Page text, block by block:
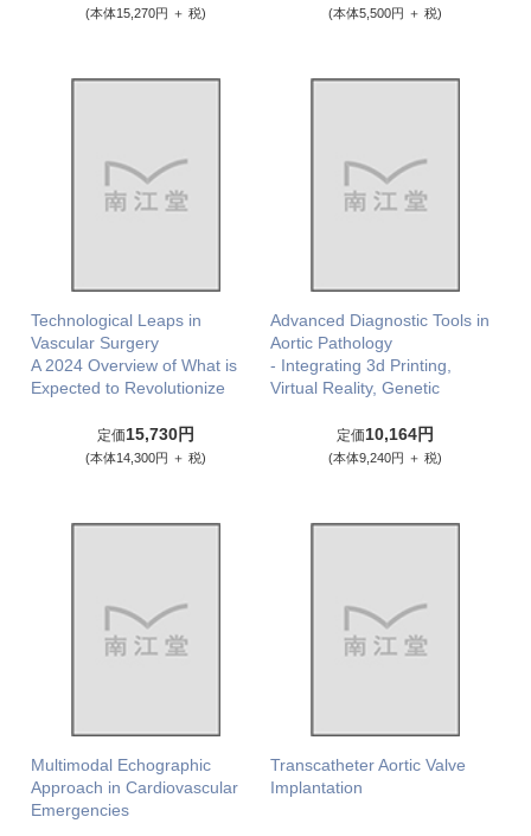
(本体15,270円 ＋ 税) (本体5,500円 ＋ 税)
Technological Leaps in
Vascular Surgery
A 2024 Overview of What is
Expected to Revolutionize
定価15,730円
(本体14,300円 ＋ 税)
Advanced Diagnostic Tools in
Aortic Pathology
- Integrating 3d Printing,
Virtual Reality, Genetic
定価10,164円
(本体9,240円 ＋ 税)
Multimodal Echographic
Approach in Cardiovascular
Emergencies
Transcatheter Aortic Valve
Implantation